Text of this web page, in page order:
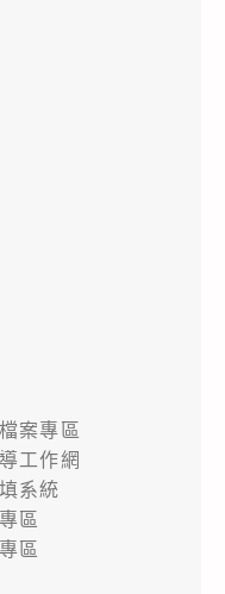
案專區
工作網
系統
區
區